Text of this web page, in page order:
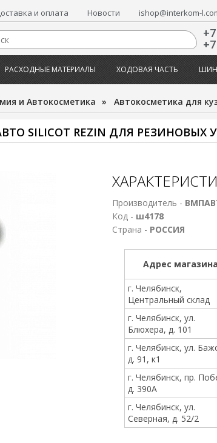
и оплата Новости ishop@interkom-
РАСХОДНЫЕ МАТЕРИАЛЫ ХОДОВАЯ ЧАСТЬ
и Автокосметика » Автокосметика для
SILICOT REZIN ДЛЯ
Производитель -
Код - ш4178
Страна - РОССИЯ
Адрес магазина
г. Челябинск,
Центральный склад
г. Челябинск, ул.
Блюхера, д. 101
г. Челябинск, ул.
д. 91, к1
г. Челябинск, пр.
д. 390А
г. Челябинск, ул.
Северная, д. 52/2